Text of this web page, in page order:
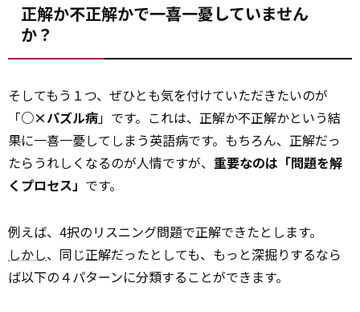
正解か不正解かで一喜一憂していません
か？
そしてもう１つ、ぜひとも気を付けていただきたいのが
「○×パズル病」です。これは、正解か不正解かという結
果に一喜一憂してしまう英語病です。もちろん、正解だっ
たらうれしくなるのが人情ですが、 重要なのは「問題を解
くプロセス」 です。
例えば、4択のリスニング問題で正解できたとします。
しかし、同じ正解だったとしても、もっと深掘りするなら
ば以下の４パターンに分類することができます。